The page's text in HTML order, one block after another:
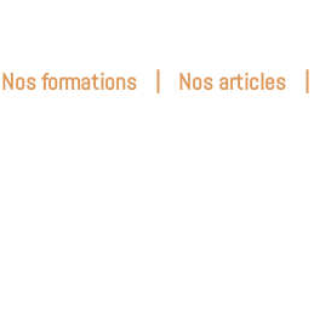
Nos formations | Nos articles |